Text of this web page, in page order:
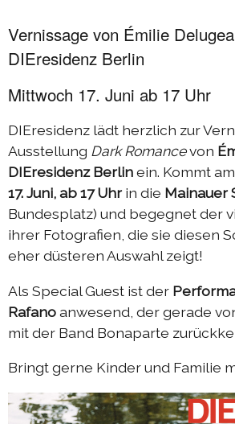
Vernissage von Émilie
DIEresidenz Berlin
Mittwoch 17. Juni ab 17 Uhr
DIEresidenz lädt herzlich zur
Ausstellung Dark Romancevon
DIEresidenz Berlinein. Kommt am
17. Juni, ab 17 Uhrin die Mainauer
Bundesplatz) und begegnet der
ihrer Fotografien, die sie diesen
eher düsteren Auswahl zeigt!
Als Special Guest ist der
Rafanoanwesend, der gerade
mit der Band Bonaparte
Bringt gerne Kinder und Familie